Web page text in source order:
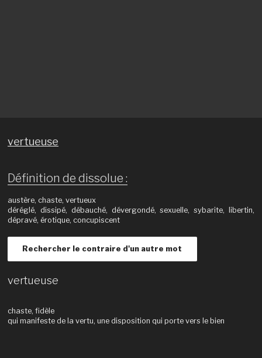
vertueuse
Définition de dissolue :
austère, chaste, vertueux
déréglé, dissipé, débauché, dévergondé, sexuelle, sybarite, libertin,
dépravé, érotique, concupiscent
Rechercher le contraire d'un autre mot
vertueuse
chaste, fidèle
qui manifeste de la vertu, une disposition qui porte vers le bien